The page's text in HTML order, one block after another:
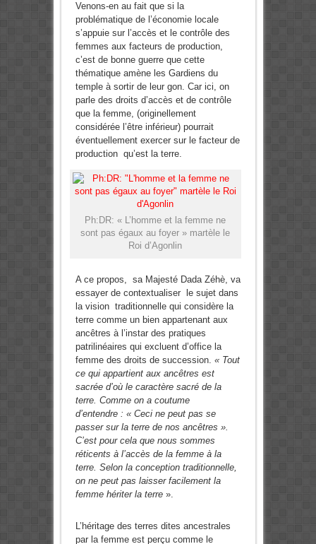
Venons-en au fait que si la
problématique de l’économie locale
s’appuie sur l’accès et le contrôle des
femmes aux facteurs de production,
c’est de bonne guerre que cette
thématique amène les Gardiens du
temple à sortir de leur gon. Car ici, on
parle des droits d’accès et de contrôle
que la femme, (originellement
considérée l’être inférieur) pourrait
éventuellement exercer sur le facteur de
production qu’est la terre.
Ph:DR: « L’homme et la femme ne
sont pas égaux au foyer » martèle le
Roi d’Agonlin
A ce propos, sa Majesté Dada Zéhè, va
essayer de contextualiser le sujet dans
la vision traditionnelle qui considère la
terre comme un bien appartenant aux
ancêtres à l’instar des pratiques
patrilinéaires qui excluent d’office la
femme des droits de succession. « Tout
ce qui appartient aux ancêtres est
sacrée d’où le caractère sacré de la
terre. Comme on a coutume
d’entendre : « Ceci ne peut pas se
passer sur la terre de nos ancêtres ».
C’est pour cela que nous sommes
réticents à l’accès de la femme à la
terre. Selon la conception traditionnelle,
on ne peut pas laisser facilement la
femme hériter la terre ».
L’héritage des terres dites ancestrales
par la femme est perçu comme le